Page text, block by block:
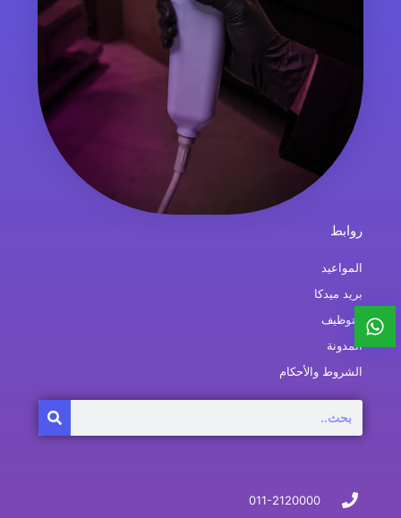
011-2120000
روابط
المواعيد
بريد ميدكا
التوظيف
المدونة
الشروط والأحكام